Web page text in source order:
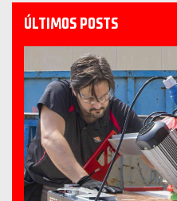
ÚLTIMOS POSTS